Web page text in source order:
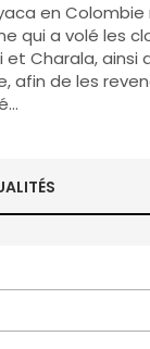
en
qui a volé les
Charala, ainsi
afin de les